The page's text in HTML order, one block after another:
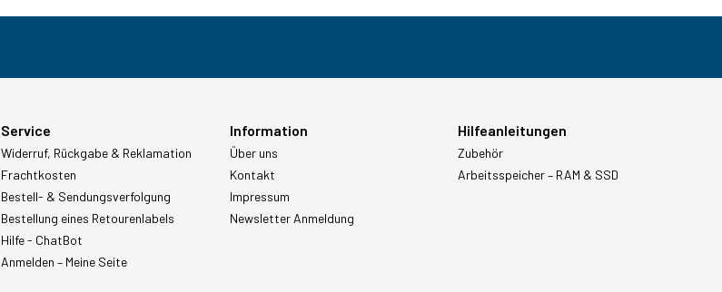
Service
Widerruf, Rückgabe & Reklamation
Frachtkosten
Bestell- & Sendungsverfolgung
Bestellung eines Retourenlabels
Hilfe - ChatBot
Anmelden – Meine Seite
Information
Über uns
Kontakt
Impressum
Newsletter Anmeldung
Hilfeanleitungen
Zubehör
Arbeitsspeicher – RAM & SSD